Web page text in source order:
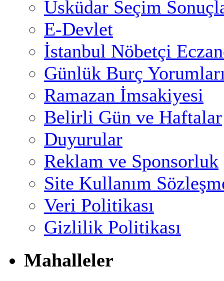
Üsküdar Seçim
E-Devlet
İstanbul Nöbetçi
Günlük Burç
Ramazan İmsakiyesi
Belirli Gün ve Haftalar
Duyurular
Reklam ve Sponsorluk
Site Kullanım
Veri Politikası
Gizlilik Politikası
Mahalleler